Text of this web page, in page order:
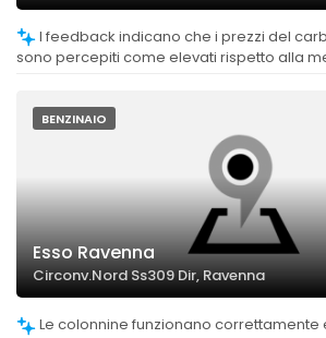
sono percepiti come elevati rispetto alla
BENZINAIO
Esso Ravenna
Circonv.Nord Ss309 Dir, Ravenna